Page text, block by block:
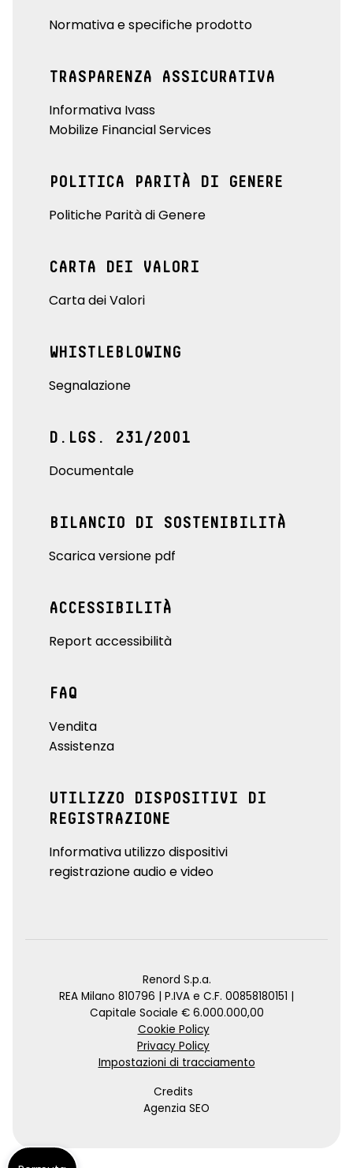
Normativa e specifiche prodotto
TRASPARENZA ASSICURATIVA
Informativa Ivass
Mobilize Financial Services
POLITICA PARITÀ DI GENERE
Politiche Parità di Genere
CARTA DEI VALORI
Carta dei Valori
WHISTLEBLOWING
Segnalazione
D.LGS. 231/2001
Documentale
BILANCIO DI SOSTENIBILITÀ
Scarica versione pdf
ACCESSIBILITÀ
Report accessibilità
FAQ
Vendita
Assistenza
UTILIZZO DISPOSITIVI DI
REGISTRAZIONE
Informativa utilizzo dispositivi
registrazione audio e video
Renord S.p.a.
REA Milano 810796 | P.IVA e C.F. 00858180151 |
Capitale Sociale € 6.000.000,00
Cookie Policy
Privacy Policy
Impostazioni di tracciamento
Credits
Agenzia SEO